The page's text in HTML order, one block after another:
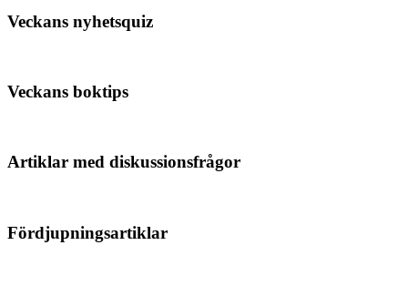
Veckans nyhetsquiz
Veckans boktips
Artiklar med diskussionsfrågor
Fördjupningsartiklar